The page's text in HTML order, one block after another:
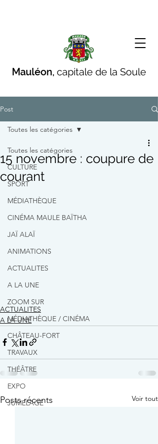
Mauléon, capitale de la Soule
Post
Toutes les catégories
CULTURE
SPORT
MÉDIATHÈQUE
CINÉMA MAULE BAÏTHA
JAÏ ALAÏ
ANIMATIONS
ACTUALITES
A LA UNE
ZOOM SUR
MÉDIATHÈQUE / CINÉMA
CHÂTEAU-FORT
TRAVAUX
THÉÂTRE
EXPO
JUMELAGE
Toutes les catégories
15 novembre : coupure de
courant
ACTUALITES
A LA UNE
Posts récents Voir tout